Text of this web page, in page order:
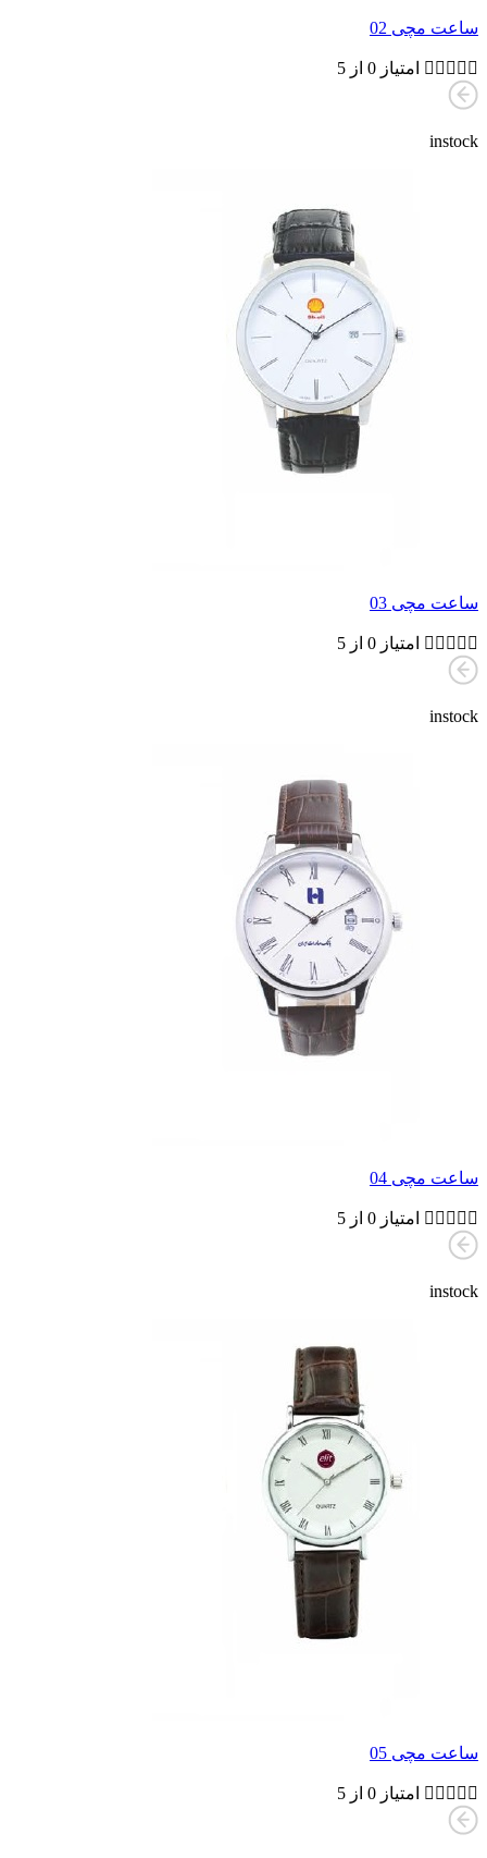
ساعت مچی 02
     امتیاز 0 از 5
instock
ساعت مچی 03
     امتیاز 0 از 5
instock
ساعت مچی 04
     امتیاز 0 از 5
instock
ساعت مچی 05
     امتیاز 0 از 5